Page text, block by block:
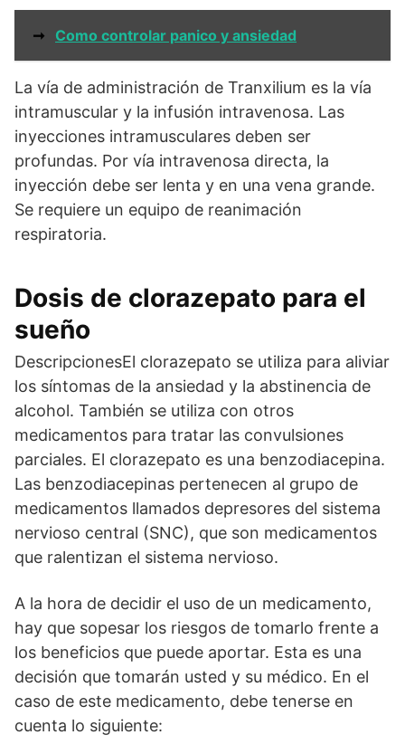
➞ Como controlar panico y ansiedad
La vía de administración de Tranxilium es la vía
intramuscular y la infusión intravenosa. Las
inyecciones intramusculares deben ser
profundas. Por vía intravenosa directa, la
inyección debe ser lenta y en una vena grande.
Se requiere un equipo de reanimación
respiratoria.
Dosis de clorazepato para el
sueño
DescripcionesEl clorazepato se utiliza para aliviar
los síntomas de la ansiedad y la abstinencia de
alcohol. También se utiliza con otros
medicamentos para tratar las convulsiones
parciales. El clorazepato es una benzodiacepina.
Las benzodiacepinas pertenecen al grupo de
medicamentos llamados depresores del sistema
nervioso central (SNC), que son medicamentos
que ralentizan el sistema nervioso.
A la hora de decidir el uso de un medicamento,
hay que sopesar los riesgos de tomarlo frente a
los beneficios que puede aportar. Esta es una
decisión que tomarán usted y su médico. En el
caso de este medicamento, debe tenerse en
cuenta lo siguiente: